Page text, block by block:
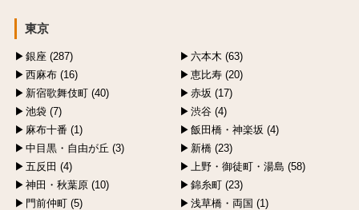
東京
銀座 (287)
六本木 (63)
西麻布 (16)
恵比寿 (20)
新宿歌舞伎町 (40)
赤坂 (17)
池袋 (7)
渋谷 (4)
麻布十番 (1)
飯田橋・神楽坂 (4)
中目黒・自由が丘 (3)
新橋 (23)
五反田 (4)
上野・御徒町・湯島 (58)
神田・秋葉原 (10)
錦糸町 (23)
門前仲町 (5)
浅草橋・両国 (1)